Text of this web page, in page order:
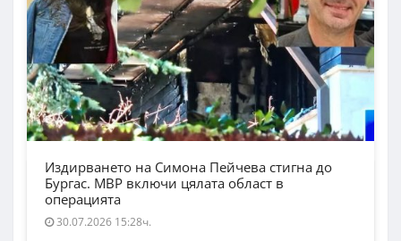
Издирването на Симона Пейчева стигна до
Бургас. МВР включи цялата област в
операцията
30.07.2026 15:28ч.